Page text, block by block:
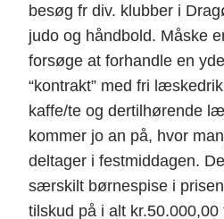
besøg fr div. klubber i
judo og håndbold. Måske
forsøge at forhandle en
“kontrakt” med fri
kaffe/te og dertilhørende
kommer jo an på, hvor
deltager i festmiddagen.
særskilt børnespise i
tilskud på i alt kr.50.000,00